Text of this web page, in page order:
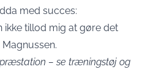
med succes:
ikke tillod mig at gøre det
– se træningstøj og